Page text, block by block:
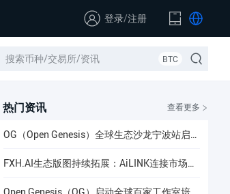
登录/注册
BTC
热门资讯 查看更多
OG（Open Genesis）全球生态沙龙宁波站启幕，聚焦AI × Web3共识与应用落地
FXH.AI生态版图持续拓展：AiLINK连接市场数据、AI洞察与安全协作